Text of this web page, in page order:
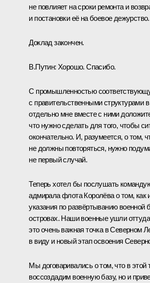
не повлияет на сроки ремонта и
и постановки её на боевое дежурство.
Доклад закончен.
В.Путин: Хорошо. Спасибо.
С промышленностью
с правительственными структурами
отдельно мне вместе с ними
что нужно сделать для того, чтобы
окончательно. И, разумеется, о том,
не должны повторяться, нужно
не первый случай.
Теперь хотел бы послушать
адмирала флота Королёва о том, как
указания по развёртыванию военной
островах. Наши военные ушли
это очень важная точка в Северном
в виду и новый этап освоения
Мы договаривались о том, что в этой
воссоздадим военную базу, но и